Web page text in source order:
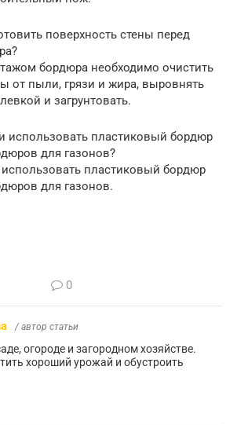
поверхность стены перед
бордюра необходимо очистить
от пыли, грязи и жира, выровнять
и загрунтовать.
использовать пластиковый бордюр
для газонов?
пластиковый бордюр
для газонов.
0
/ автор статьи
огороде и загородном хозяйстве.
хороший урожай и обустроить